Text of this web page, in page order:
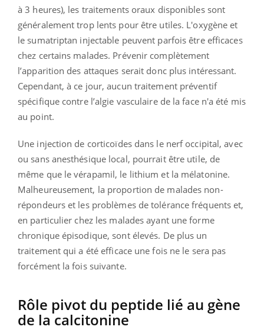
à 3 heures), les traitements oraux disponibles sont
généralement trop lents pour être utiles. L'oxygène et
le sumatriptan injectable peuvent parfois être efficaces
chez certains malades. Prévenir complètement
l’apparition des attaques serait donc plus intéressant.
Cependant, à ce jour, aucun traitement préventif
spécifique contre l’algie vasculaire de la face n'a été mis
au point.
Une injection de corticoïdes dans le nerf occipital, avec
ou sans anesthésique local, pourrait être utile, de
même que le vérapamil, le lithium et la mélatonine.
Malheureusement, la proportion de malades non-
répondeurs et les problèmes de tolérance fréquents et,
en particulier chez les malades ayant une forme
chronique épisodique, sont élevés. De plus un
traitement qui a été efficace une fois ne le sera pas
forcément la fois suivante.
Rôle pivot du peptide lié au gène
de la calcitonine